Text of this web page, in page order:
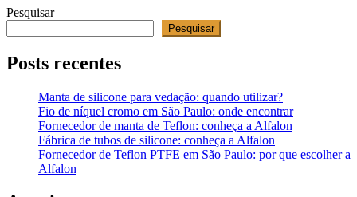
Pesquisar
Pesquisar
Posts recentes
Manta de silicone para vedação: quando utilizar?
Fio de níquel cromo em São Paulo: onde encontrar
Fornecedor de manta de Teflon: conheça a Alfalon
Fábrica de tubos de silicone: conheça a Alfalon
Fornecedor de Teflon PTFE em São Paulo: por que escolher a
Alfalon